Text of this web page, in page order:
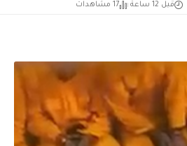
قبل 12 ساعة 17 مشاهدات